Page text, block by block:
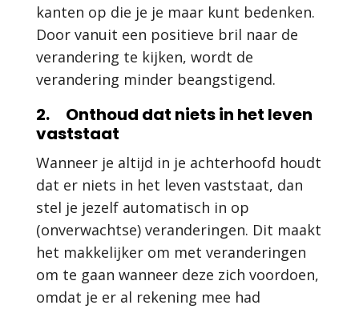
kanten op die je je maar kunt bedenken.
Door vanuit een positieve bril naar de
verandering te kijken, wordt de
verandering minder beangstigend.
2. Onthoud dat niets in het leven
vaststaat
Wanneer je altijd in je achterhoofd houdt
dat er niets in het leven vaststaat, dan
stel je jezelf automatisch in op
(onverwachtse) veranderingen. Dit maakt
het makkelijker om met veranderingen
om te gaan wanneer deze zich voordoen,
omdat je er al rekening mee had